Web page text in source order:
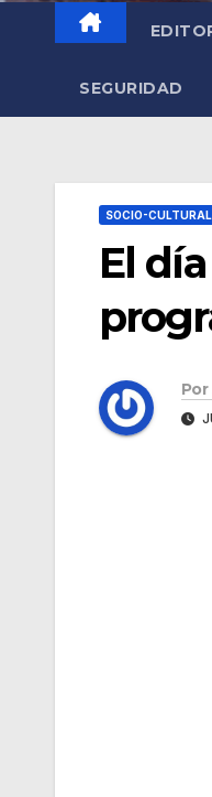
SEGURIDAD
SOCIO-CULTURAL
El
Por